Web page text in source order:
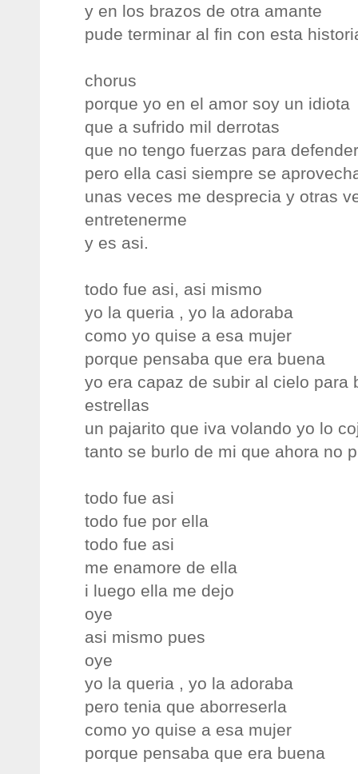
y en los brazos de otra amante
pude terminar al fin con esta
chorus
porque yo en el amor soy un idiota
que a sufrido mil derrotas
que no tengo fuerzas para
pero ella casi siempre se
unas veces me desprecia y otras
entretenerme
y es asi.
todo fue asi, asi mismo
yo la queria , yo la adoraba
como yo quise a esa mujer
porque pensaba que era buena
yo era capaz de subir al cielo para
estrellas
un pajarito que iva volando yo lo
tanto se burlo de mi que ahora no
todo fue asi
todo fue por ella
todo fue asi
me enamore de ella
i luego ella me dejo
oye
asi mismo pues
oye
yo la queria , yo la adoraba
pero tenia que aborreserla
como yo quise a esa mujer
porque pensaba que era buena